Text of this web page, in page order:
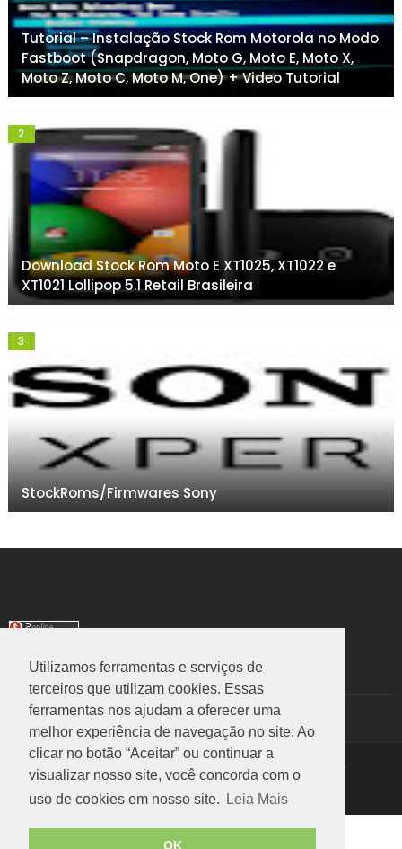
Utilizamos ferramentas e serviços de
terceiros que utilizam cookies. Essas
ferramentas nos ajudam a oferecer uma
melhor experiência de navegação no site. Ao
clicar no botão “Aceitar” ou continuar a
visualizar nosso site, você concorda com o
uso de cookies em nosso site.
Leia Mais
OK
Tutorial – Instalação Stock Rom Motorola no Modo
Fastboot (Snapdragon, Moto G, Moto E, Moto X,
Moto Z, Moto C, Moto M, One) + Video Tutorial
Download Stock Rom Moto E XT1025, XT1022 e
XT1021 Lollipop 5.1 Retail Brasileira
StockRoms/Firmwares Sony
TRANSLATE
Select Language▼
Rom Stock
Política de Privacidade
Voltar ao Topo